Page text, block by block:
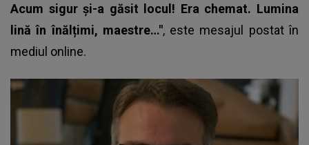
Acum sigur și-a găsit locul! Era chemat. Lumina
lină în înălțimi, maestre…", este mesajul postat în
mediul online.